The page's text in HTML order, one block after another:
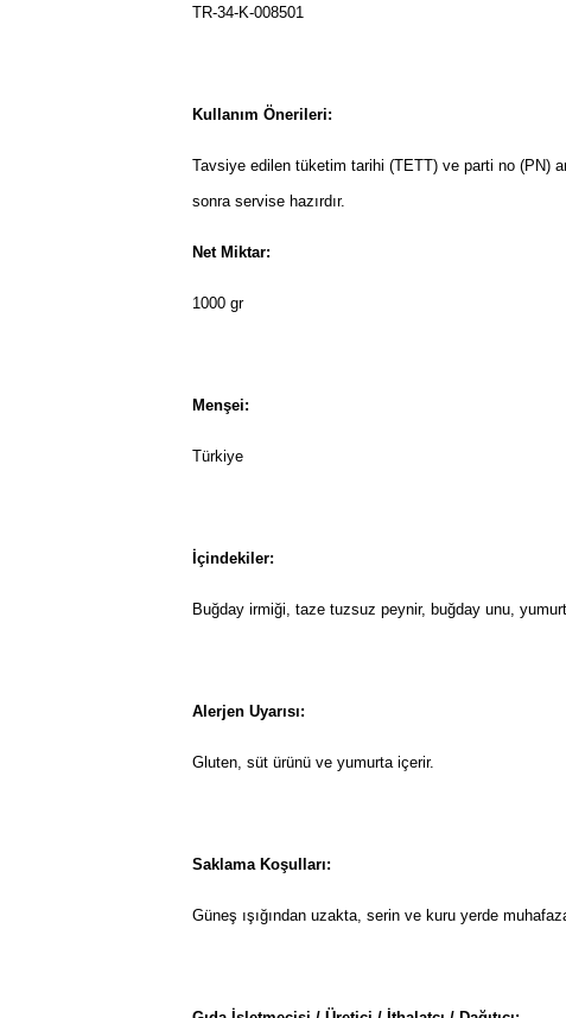
TR-34-K-008501
Kullanım Önerileri:
Tavsiye edilen tüketim tarihi (TETT) ve parti no (PN)
sonra servise hazırdır.
Net Miktar:
1000 gr
Menşei:
Türkiye
İçindekiler:
Buğday irmiği, taze tuzsuz peynir, buğday unu,
Alerjen Uyarısı:
Gluten, süt ürünü ve yumurta içerir.
Saklama Koşulları:
Güneş ışığından uzakta, serin ve kuru yerde